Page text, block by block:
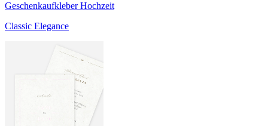
Geschenkaufkleber Hochzeit
Classic Elegance